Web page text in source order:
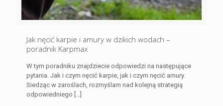
Jak nęcić karpie i amury w dzikich wodach –
poradnik Karpmax
W tym poradniku znajdziecie odpowiedzi na następujące
pytania. Jak i czym nęcić karpie, jak i czym nęcić amury.
Siedząc w zaroślach, rozmyślam nad kolejną strategią
odpowiedniego